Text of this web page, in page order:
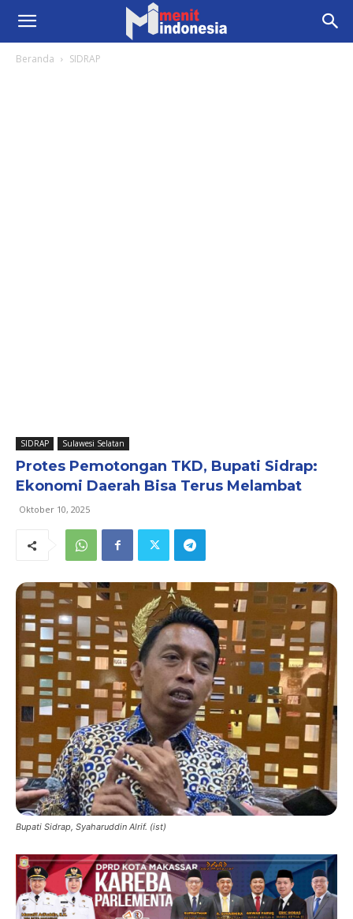
Beranda SIDRAP
SIDRAP Sulawesi Selatan
Protes Pemotongan TKD, Bupati Sidrap:
Ekonomi Daerah Bisa Terus Melambat
Oktober 10, 2025
Bupati Sidrap, Syaharuddin Alrif. (ist)